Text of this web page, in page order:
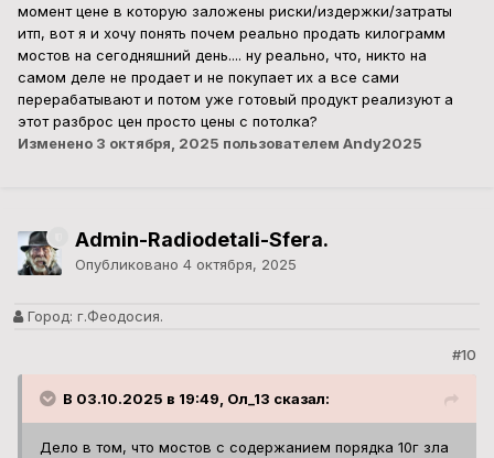
момент цене в которую заложены риски/издержки/затраты
итп, вот я и хочу понять почем реально продать килограмм
мостов на сегодняшний день.... ну реально, что, никто на
самом деле не продает и не покупает их а все сами
перерабатывают и потом уже готовый продукт реализуют а
этот разброс цен просто цены с потолка?
Изменено 3 октября, 2025 пользователем Andy2025
Admin-Radiodetali-Sfera.
Опубликовано 4 октября, 2025
Город: г.Феодосия.
#10
В 03.10.2025 в 19:49, Ол_13 сказал:
Дело в том, что мостов с содержанием порядка 10г зла